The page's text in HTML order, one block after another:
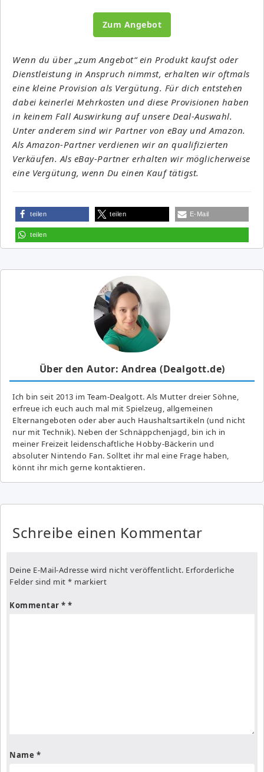
Zum Angebot
Wenn du über „zum Angebot“ ein Produkt kaufst oder
Dienstleistung in Anspruch nimmst, erhalten wir oftmals
eine kleine Provision als Vergütung. Für dich entstehen
dabei keinerlei Mehrkosten und diese Provisionen haben
in keinem Fall Auswirkung auf unsere Deal-Auswahl.
Unter anderem sind wir Partner von eBay und Amazon.
Als Amazon-Partner verdienen wir an qualifizierten
Verkäufen. Als eBay-Partner erhalten wir möglicherweise
eine Vergütung, wenn Du einen Kauf tätigst.
teilen teilen E-Mail
teilen
Über den Autor: Andrea (Dealgott.de)
Ich bin seit 2013 im Team-Dealgott. Als Mutter dreier Söhne,
erfreue ich euch auch mal mit Spielzeug, allgemeinen
Elternangeboten oder aber auch Haushaltsartikeln (und nicht
nur mit Technik). Neben der Schnäppchenjagd, bin ich in
meiner Freizeit leidenschaftliche Hobby-Bäckerin und
absoluter Nintendo Fan. Solltet ihr mal eine Frage haben,
könnt ihr mich gerne kontaktieren.
Schreibe einen Kommentar
Deine E-Mail-Adresse wird nicht veröffentlicht. Erforderliche
Felder sind mit * markiert
Kommentar *
Name *